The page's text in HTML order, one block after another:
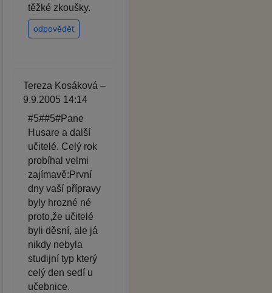
těžké zkoušky.
odpovědět
Tereza Kosáková –
9.9.2005 14:14
#5##5#Pane
Husare a další
učitelé. Celý rok
probíhal velmi
zajímavě:První
dny vaší přípravy
byly hrozné né
proto,že učitelé
byli děsní, ale já
nikdy nebyla
studijní typ který
celý den sedí u
učebnice.